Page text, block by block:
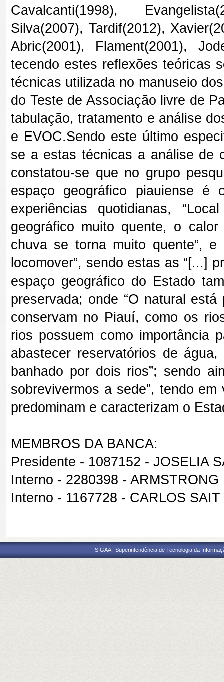
Cavalcanti(1998),
Silva(2007), Tardif(2012),
Abric(2001), Flament(2001),
tecendo estes reflexões teóricas
técnicas utilizada no manuseio
do Teste de Associação livre de
tabulação, tratamento e análise
e EVOC.Sendo este último
se a estas técnicas a análise de
constatou-se que no grupo
espaço geográfico piauiense
experiências quotidianas,
geográfico muito quente, o
chuva se torna muito quente”,
locomover”, sendo estas as “[...]
espaço geográfico do Estado
preservada; onde “O natural
conservam no Piauí, como os
rios possuem como importância
abastecer reservatórios de
banhado por dois rios”; sendo
sobrevivermos a sede”, tendo
predominam e caracterizam o
MEMBROS DA BANCA:
Presidente - 1087152 - JOSELIA
Interno - 2280398 -
Interno - 1167728 - CARLOS
SIGAA | Superintendência de Tecnologia da